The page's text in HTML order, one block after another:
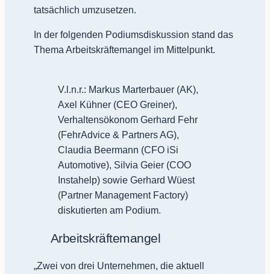
tatsächlich umzusetzen.
In der folgenden Podiumsdiskussion stand das
Thema Arbeitskräftemangel im Mittelpunkt.
V.l.n.r.: Markus Marterbauer (AK),
Axel Kühner (CEO Greiner),
Verhaltensökonom Gerhard Fehr
(FehrAdvice & Partners AG),
Claudia Beermann (CFO iSi
Automotive), Silvia Geier (COO
Instahelp) sowie Gerhard Wüest
(Partner Management Factory)
diskutierten am Podium.
Arbeitskräftemangel
„Zwei von drei Unternehmen, die aktuell